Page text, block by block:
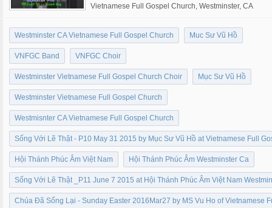
Vietnamese Full Gospel Church, Westminster, CA
Westminster CA Vietnamese Full Gospel Church Muc Sư Vũ Hồ
VNFGC Band VNFGC Choir
Westminster Vietnamese Full Gospel Church Choir Mục Sư Vũ Hồ
Westminster Vietnamese Full Gospel Church
Westmisnter CA Vietnamese Full Gospel Church
Sống Với Lẽ Thật - P10 May 31 2015 by Mục Sư Vũ Hồ at Vietnamese Full
Hội Thánh Phúc Âm Việt Nam Hội Thánh Phúc Âm Westminster Ca
Sống Với Lẽ Thật _P11 June 7 2015 at Hội Thánh Phúc Âm Việt Nam
Chúa Đã Sống Lại - Sunday Easter 2016Mar27 by MS Vu Ho of Vietnamese